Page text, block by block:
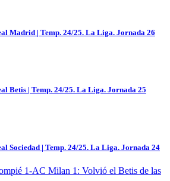
Madrid | Temp. 24/25. La Liga. Jornada 26
Betis | Temp. 24/25. La Liga. Jornada 25
Sociedad | Temp. 24/25. La Liga. Jornada 24
1-AC Milan 1: Volvió el Betis de las